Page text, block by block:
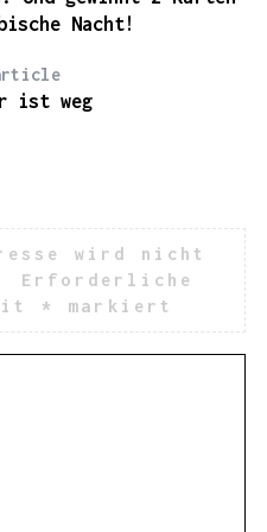
Nacht!
ist weg
wird nicht
Erforderliche
* markiert